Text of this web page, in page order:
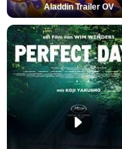
Aladdin Trailer OV